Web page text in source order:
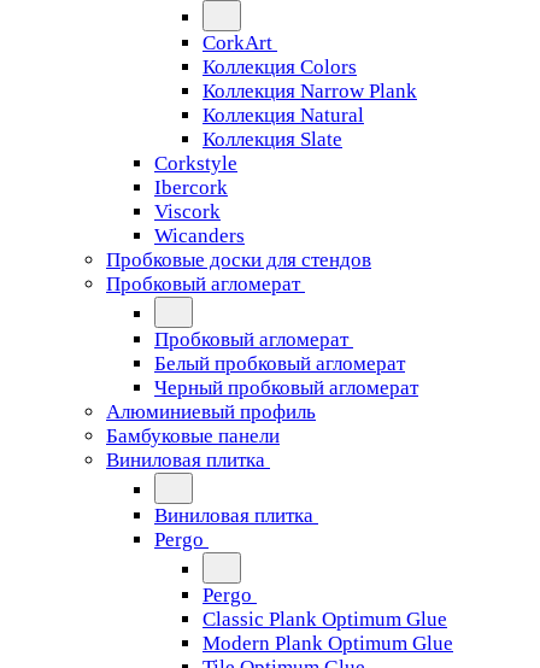
CorkArt
Коллекция Colors
Коллекция Narrow Plank
Коллекция Natural
Коллекция Slate
Corkstyle
Ibercork
Viscork
Wicanders
Пробковые доски для стендов
Пробковый агломерат
Пробковый агломерат
Белый пробковый агломерат
Черный пробковый агломерат
Алюминиевый профиль
Бамбуковые панели
Виниловая плитка
Виниловая плитка
Pergo
Pergo
Classic Plank Optimum Glue
Modern Plank Optimum Glue